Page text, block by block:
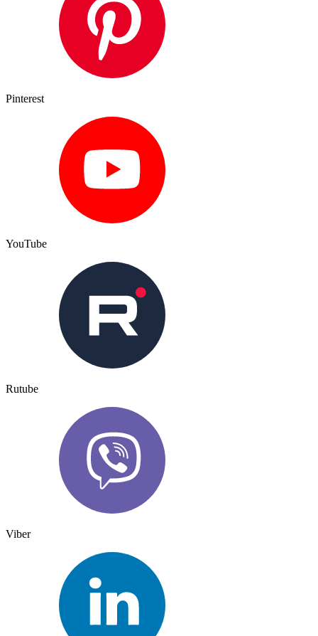
Pinterest
YouTube
Rutube
Viber